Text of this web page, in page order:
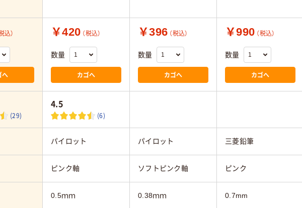
込）
へ
￥420 （税込）
数量
カゴへ
￥396 （税込）
数量
カゴへ
￥990 （税込）
数量
カゴへ
(29)
4.5
(6)
パイロット パイロット 三菱鉛筆
ピンク軸 ソフトピンク軸 ピンク
0.5ｍｍ 0.38ｍｍ 0.7mm